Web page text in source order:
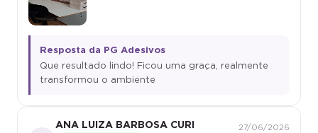
Resposta da PG Adesivos
Que resultado lindo! Ficou uma graça, realmente
transformou o ambiente
ANA LUIZA BARBOSA CURI 27/06/2026